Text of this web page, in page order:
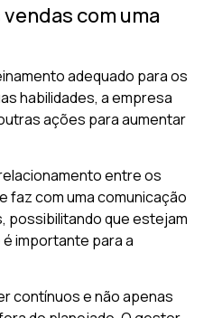
com uma
adequado para os
habilidades, a empresa
ações para aumentar
entre os
faz com uma comunicação
possibilitando que estejam
importante para a
contínuos e não apenas